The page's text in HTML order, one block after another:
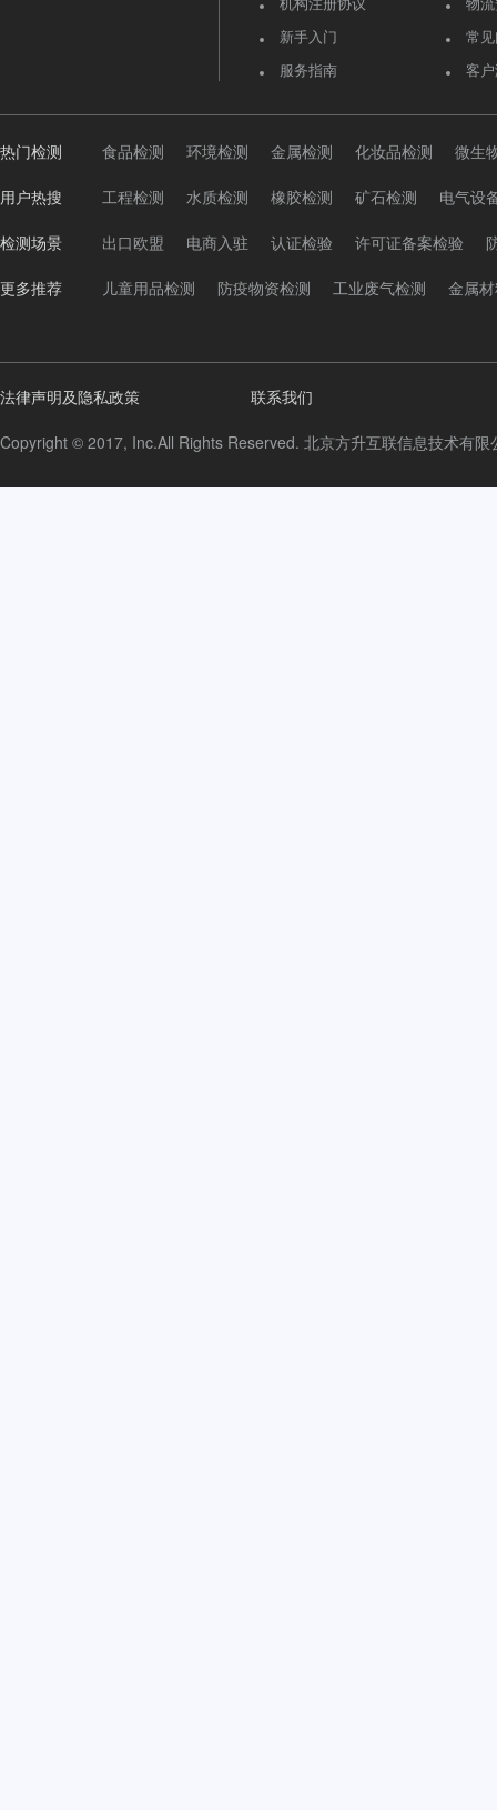
新手入门
服务指南
常
客
热门检测 食品检测 环境检测 金属检测 化妆品检测 微生
用户热搜 工程检测 水质检测 橡胶检测 矿石检测 电气设
检测场景 出口欧盟 电商入驻 认证检验 许可证备案检验
更多推荐 儿童用品检测 防疫物资检测 工业废气检测 金属
法律声明及隐私政策 联系我们
Copyright © 2017, Inc.All Rights Reserved. 北京方升互联信息技术有